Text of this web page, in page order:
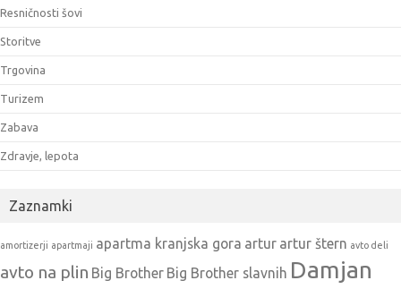
Resničnosti šovi
Storitve
Trgovina
Turizem
Zabava
Zdravje, lepota
Zaznamki
amortizerji apartmaji apartma kranjska gora artur artur štern avto deli
avto na plin Big Brother Big Brother slavnih Damjan